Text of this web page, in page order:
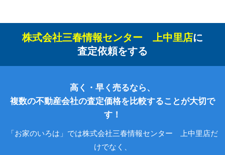
株式会社三春情報センター 上中里店に
査定依頼をする
高く・早く売るなら、
複数の不動産会社の査定価格を比較することが大切で
す！
「お家のいろは」では株式会社三春情報センター 上中里店だ
けでなく、